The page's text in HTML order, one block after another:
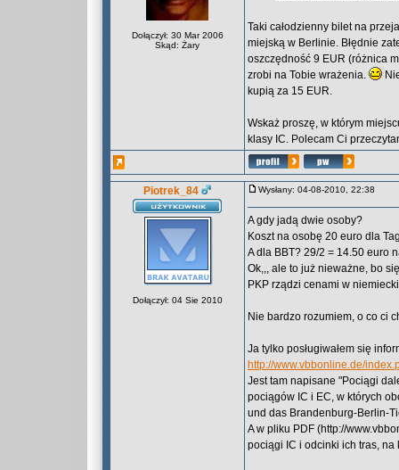
Dołączył: 30 Mar 2006
Skąd: Żary
Taki całodzienny bilet na
miejską w Berlinie. Błędnie
oszczędność 9 EUR (różnica
zrobi na Tobie wrażenia.
kupią za 15 EUR.
Wskaż proszę, w którym
klasy IC. Polecam Ci
Piotrek_84
Dołączył: 04 Sie 2010
Wysłany: 04-08-2010, 22:38
A gdy jadą dwie osoby?
Koszt na osobę 20 euro dla
A dla BBT? 29/2 = 14.50 euro
Ok,,, ale to już nieważne, bo
PKP rządzi cenami w
Nie bardzo rozumiem, o co ci
Ja tylko posługiwałem się
http://www.vbbonline.de/
Jest tam napisane "Pociągi
pociągów IC i EC, w których
und das Brandenburg-Berlin-
A w pliku PDF (http://
pociągi IC i odcinki ich tras, na